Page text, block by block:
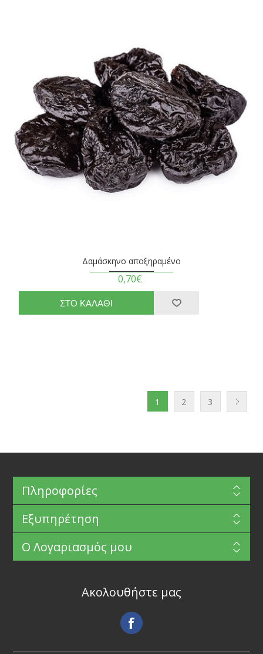
Δαμάσκηνο αποξηραμένο
0,70€
1 2 3
Πληροφορίες
Εξυπηρέτηση
Ο Λογαριασμός μου
Ακολουθήστε μας